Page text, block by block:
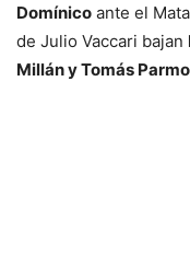
Domínico ante el
de Julio Vaccari bajan
Millán y Tomás Parmo